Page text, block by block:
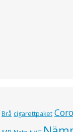
Brå cigarettpaket